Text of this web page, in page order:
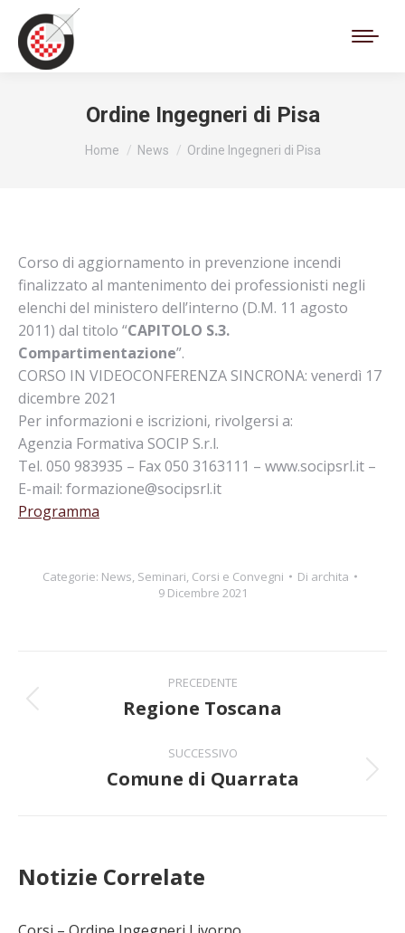
Ordine Ingegneri di Pisa
Tu sei qui:
Home News Ordine Ingegneri di Pisa
Corso di aggiornamento in prevenzione incendi
finalizzato al mantenimento dei professionisti negli
elenchi del ministero dell’interno (D.M. 11 agosto
2011) dal titolo “CAPITOLO S.3.
Compartimentazione”.
CORSO IN VIDEOCONFERENZA SINCRONA: venerdì 17
dicembre 2021
Per informazioni e iscrizioni, rivolgersi a:
Agenzia Formativa SOCIP S.r.l.
Tel. 050 983935 – Fax 050 3163111 – www.socipsrl.it –
E-mail: formazione@socipsrl.it
Programma
Categorie: News, Seminari, Corsi e Convegni Di archita
9 Dicembre 2021
tra
PRECEDENTE
Post
Regione Toscana
SUCCESSIVO
Prossimo
Comune di Quarrata
Notizie Correlate